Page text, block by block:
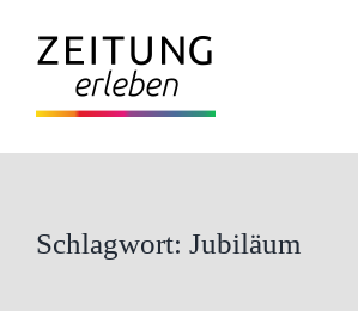
Inhalt
springen
VERANSTALTUNGEN
Schlagwort: Jubiläum